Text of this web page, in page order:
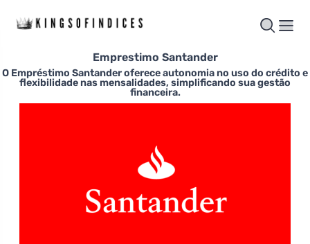
Emprestimo Santander
O Empréstimo Santander oferece autonomia no uso do crédito e
flexibilidade nas mensalidades, simplificando sua gestão
financeira.